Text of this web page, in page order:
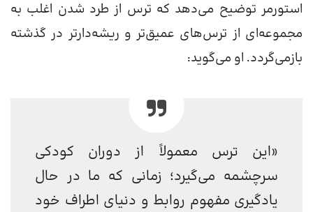
استورمر توضیح می‌دهد که ترس از طرد شدن اغلب به
مجموعه‌ای از ترس‌های عمیق‌تر و ریشه‌دارتر در گذشته
بازمی‌گردد. او می‌گوید:
«این ترس معمولاً از دوران کودکی
سرچشمه می‌گیرد؛ زمانی که ما در حال
یادگیری مفهوم روابط و دنیای اطراف خود